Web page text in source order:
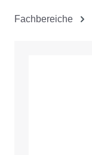
Fachbereiche